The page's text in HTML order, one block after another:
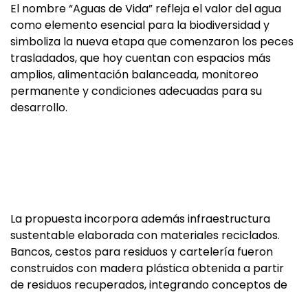
El nombre “Aguas de Vida” refleja el valor del agua
como elemento esencial para la biodiversidad y
simboliza la nueva etapa que comenzaron los peces
trasladados, que hoy cuentan con espacios más
amplios, alimentación balanceada, monitoreo
permanente y condiciones adecuadas para su
desarrollo.
La propuesta incorpora además infraestructura
sustentable elaborada con materiales reciclados.
Bancos, cestos para residuos y cartelería fueron
construidos con madera plástica obtenida a partir
de residuos recuperados, integrando conceptos de